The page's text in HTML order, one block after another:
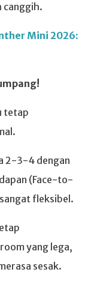
canggih.
Mini 2026:
tetap
2-3-4 dengan
(Face-to-
fleksibel.
yang lega,
sesak.